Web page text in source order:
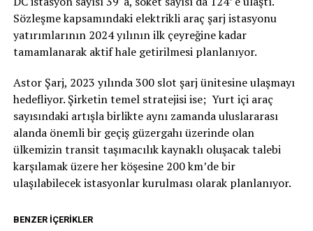
Sözleşme kapsamındaki elektrikli araç şarj istasyonu
yatırımlarının 2024 yılının ilk çeyreğine kadar
tamamlanarak aktif hale getirilmesi planlanıyor.
Astor Şarj, 2023 yılında 300 slot şarj ünitesine ulaşmayı
hedefliyor. Şirketin temel stratejisi ise; Yurt içi araç
sayısındaki artışla birlikte aynı zamanda uluslararası
alanda önemli bir geçiş güzergahı üzerinde olan
ülkemizin transit taşımacılık kaynaklı oluşacak talebi
karşılamak üzere her köşesine 200 km’de bir
ulaşılabilecek istasyonlar kurulması olarak planlanıyor.
BENZER İÇERIKLER